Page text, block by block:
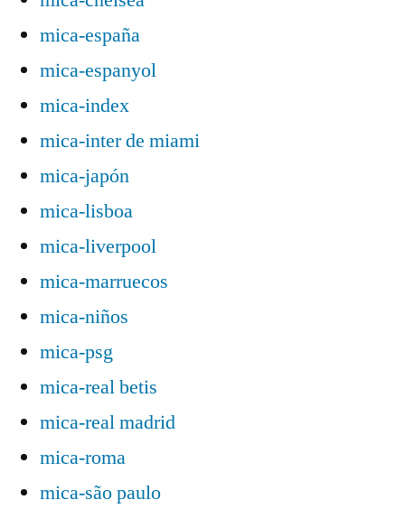
mica-españa
mica-espanyol
mica-index
mica-inter de miami
mica-japón
mica-lisboa
mica-liverpool
mica-marruecos
mica-niños
mica-psg
mica-real betis
mica-real madrid
mica-roma
mica-são paulo